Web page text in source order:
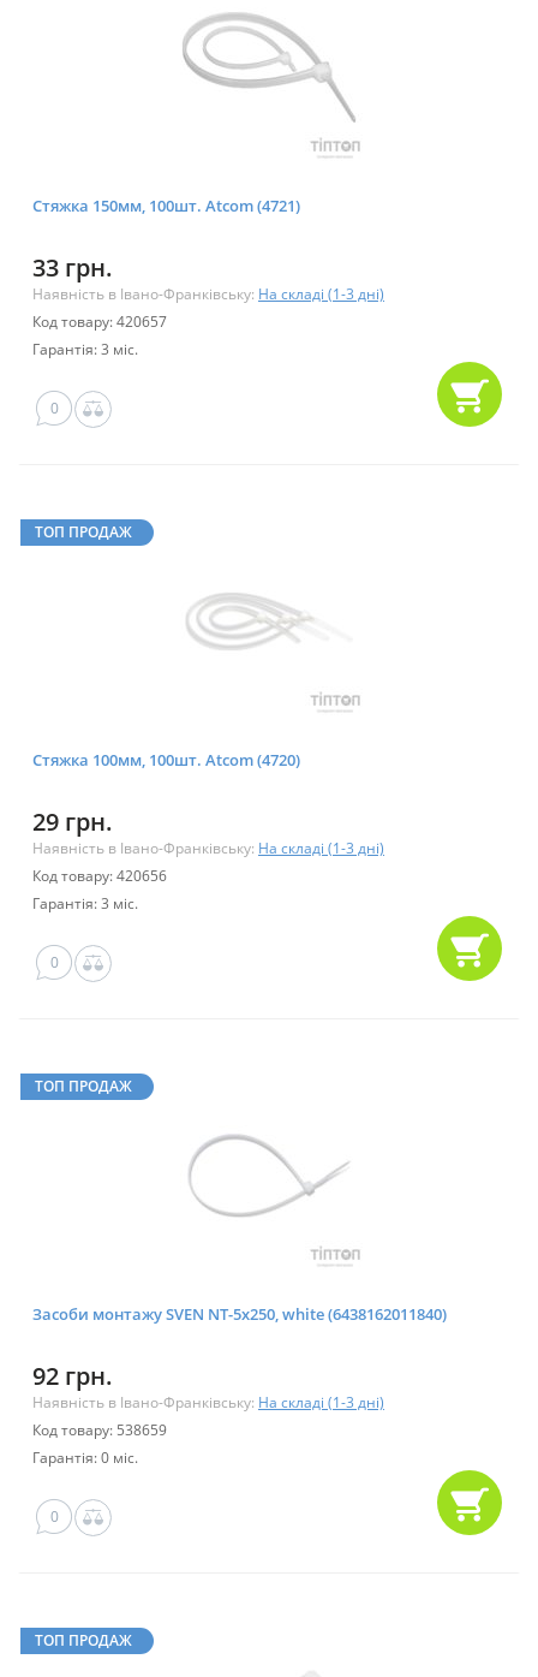
Стяжка 150мм, 100шт. Atcom (4721)
33 грн.
Наявність в Івано-Франківську: На складі (1-3 дні)
Код товару: 420657
Гарантія: 3 міс.
0
ТОП ПРОДАЖ
Стяжка 100мм, 100шт. Atcom (4720)
29 грн.
Наявність в Івано-Франківську: На складі (1-3 дні)
Код товару: 420656
Гарантія: 3 міс.
0
ТОП ПРОДАЖ
Засоби монтажу SVEN NT-5x250, white (6438162011840)
92 грн.
Наявність в Івано-Франківську: На складі (1-3 дні)
Код товару: 538659
Гарантія: 0 міс.
0
ТОП ПРОДАЖ